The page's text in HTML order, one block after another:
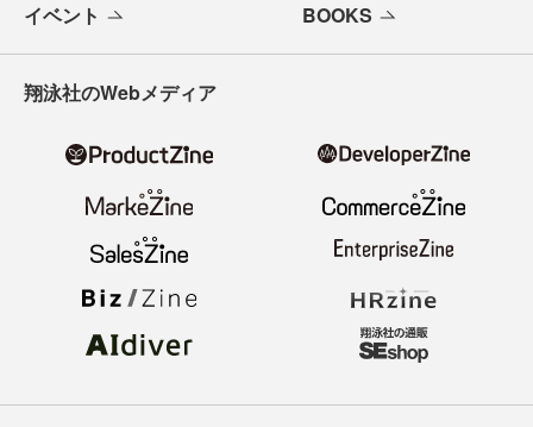
イベント BOOKS
翔泳社のWebメディア